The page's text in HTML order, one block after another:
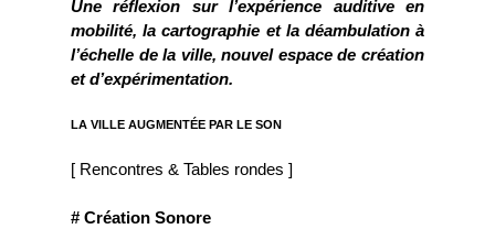
Une réflexion sur l’expérience auditive en
mobilité, la cartographie et la déambulation à
l’échelle de la ville, nouvel espace de création
et d’expérimentation.
LA VILLE AUGMENTÉE PAR LE SON
[ Rencontres & Tables rondes ]
# Création Sonore